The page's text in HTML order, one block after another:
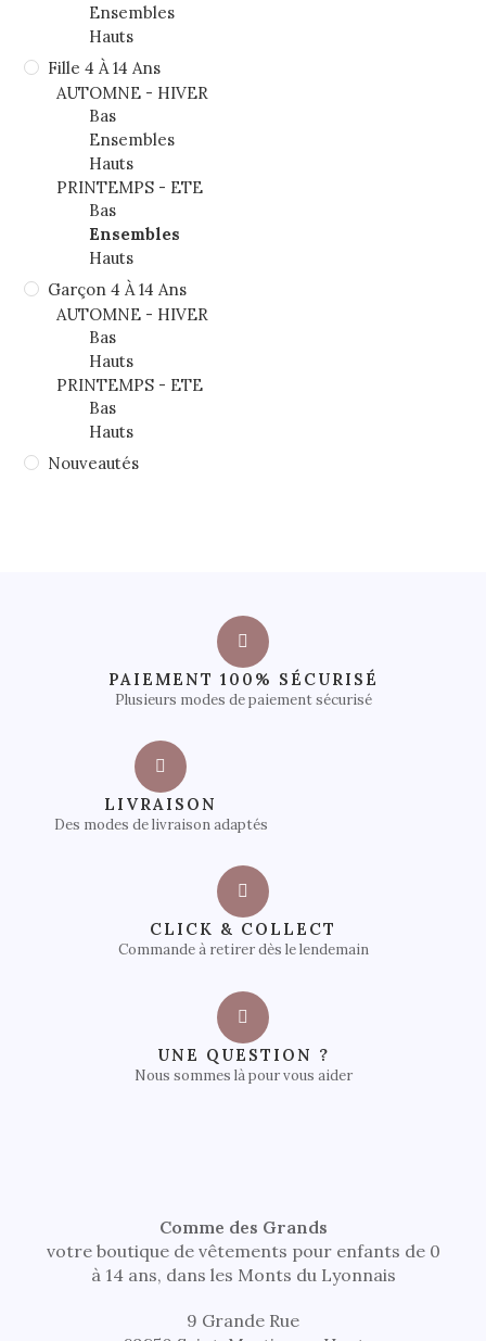
Ensembles
Hauts
Fille 4 À 14 Ans
AUTOMNE - HIVER
Bas
Ensembles
Hauts
PRINTEMPS - ETE
Bas
Ensembles
Hauts
Garçon 4 À 14 Ans
AUTOMNE - HIVER
Bas
Hauts
PRINTEMPS - ETE
Bas
Hauts
Nouveautés
PAIEMENT 100% SÉCURISÉ
Plusieurs modes de paiement sécurisé
LIVRAISON
Des modes de livraison adaptés
CLICK & COLLECT
Commande à retirer dès le lendemain
UNE QUESTION ?
Nous sommes là pour vous aider
Comme des Grands
votre boutique de vêtements pour enfants de 0
à 14 ans, dans les Monts du Lyonnais
9 Grande Rue